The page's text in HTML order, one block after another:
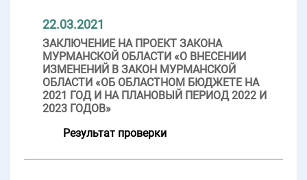
22.03.2021
ЗАКЛЮЧЕНИЕ НА ПРОЕКТ ЗАКОНА
МУРМАНСКОЙ ОБЛАСТИ «О ВНЕСЕНИИ
ИЗМЕНЕНИЙ В ЗАКОН МУРМАНСКОЙ
ОБЛАСТИ «ОБ ОБЛАСТНОМ БЮДЖЕТЕ НА
2021 ГОД И НА ПЛАНОВЫЙ ПЕРИОД 2022 И
2023 ГОДОВ»
Результат проверки